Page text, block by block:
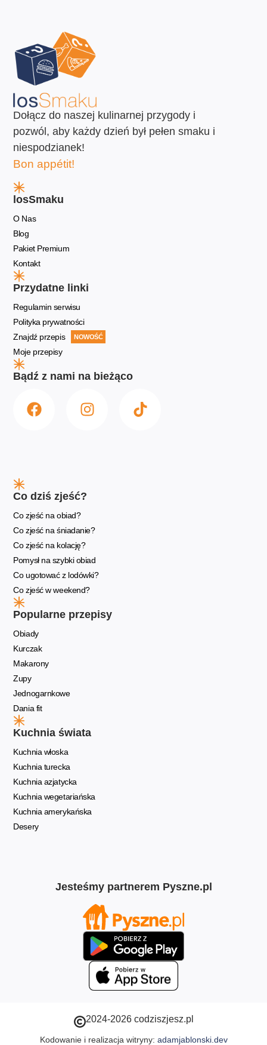
Dołącz do naszej kulinarnej przygody i
pozwól, aby każdy dzień był pełen smaku i
niespodzianek!
Bon appétit!
losSmaku
O Nas
Blog
Pakiet Premium
Kontakt
Przydatne linki
Regulamin serwisu
Polityka prywatności
Znajdź przepis
NOWOŚĆ
Moje przepisy
Bądź z nami na bieżąco
Co dziś zjeść?
Co zjeść na obiad?
Co zjeść na śniadanie?
Co zjeść na kolację?
Pomysł na szybki obiad
Co ugotować z lodówki?
Co zjeść w weekend?
Popularne przepisy
Obiady
Kurczak
Makarony
Zupy
Jednogarnkowe
Dania fit
Kuchnia świata
Kuchnia włoska
Kuchnia turecka
Kuchnia azjatycka
Kuchnia wegetariańska
Kuchnia amerykańska
Desery
Jesteśmy partnerem Pyszne.pl
2024-2026 codziszjesz.pl
Kodowanie i realizacja witryny: adamjablonski.dev